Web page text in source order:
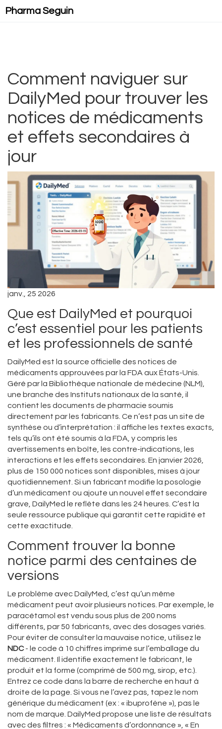
Pharma Seguin
Comment naviguer sur
DailyMed pour trouver les
notices de médicaments
et effets secondaires à
jour
janv., 25 2026
Que est DailyMed et pourquoi
c’est essentiel pour les patients
et les professionnels de santé
DailyMed est la source officielle des notices de
médicaments approuvées par la FDA aux États-Unis.
Géré par la Bibliothèque nationale de médecine (NLM),
une branche des Instituts nationaux de la santé, il
contient les documents de pharmacie soumis
directement par les fabricants. Ce n’est pas un site de
synthèse ou d’interprétation : il affiche les textes exacts,
tels qu’ils ont été soumis à la FDA, y compris les
avertissements en boîte, les contre-indications, les
interactions et les effets secondaires. En janvier 2026,
plus de 150 000 notices sont disponibles, mises à jour
quotidiennement. Si un fabricant modifie la posologie
d’un médicament ou ajoute un nouvel effet secondaire
grave, DailyMed le reflète dans les 24 heures. C’est la
seule ressource publique qui garantit cette rapidité et
cette exactitude.
Comment trouver la bonne
notice parmi des centaines de
versions
Le problème avec DailyMed, c’est qu’un même
médicament peut avoir plusieurs notices. Par exemple, le
paracétamol est vendu sous plus de 200 noms
différents, par 50 fabricants, avec des dosages variés.
Pour éviter de consulter la mauvaise notice, utilisez le
NDC- le code à 10 chiffres imprimé sur l’emballage du
médicament. Il identifie exactement le fabricant, le
produit et la forme (comprimé de 500 mg, sirop, etc.).
Entrez ce code dans la barre de recherche en haut à
droite de la page. Si vous ne l’avez pas, tapez le nom
générique du médicament (ex : « ibuprofène »), pas le
nom de marque. DailyMed propose une liste de résultats
avec des filtres : « Médicaments d’ordonnance », « En